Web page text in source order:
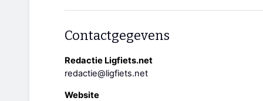
Contactgegevens
Redactie Ligfiets.net
redactie@ligfiets.net
Website